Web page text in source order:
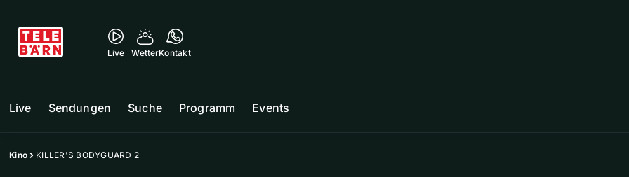
Live WetterKontakt
Live Sendungen Suche Programm Events
Kino KILLER'S BODYGUARD 2